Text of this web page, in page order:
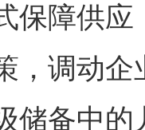
保障供
，调动
储备中